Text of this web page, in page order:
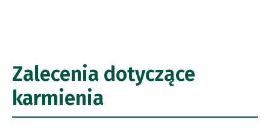
Zalecenia dotyczące
karmienia